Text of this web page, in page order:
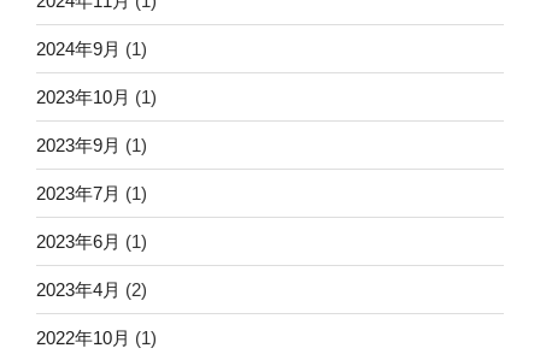
2024年9月 (1)
2023年10月 (1)
2023年9月 (1)
2023年7月 (1)
2023年6月 (1)
2023年4月 (2)
2022年10月 (1)